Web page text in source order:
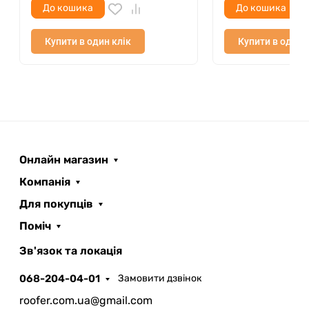
Одесі ви можете в нашому салоні
Roofer.Популярні кольори є складською
позицією.
До кошика
Купити в один клік
До кошика
Купити в один
Онлайн магазин
Компанія
Для покупців
Поміч
Зв'язок та локація
068-204-04-01 Замовити дзвінок
roofer.com.ua@gmail.com
AI помічник